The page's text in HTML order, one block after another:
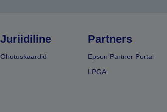
Juriidiline
Ohutuskaardid
Partners
Epson Partner Portal
LPGA